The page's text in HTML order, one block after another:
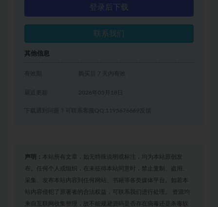
登录后下载
联系我们
其他信息
有效期 购买后 7 天内有效
2026年05月18日
下载遇到问题？可联系客服QQ:1195676669反馈
声明： 本站所有文章，如无特殊说明或标注，均为本站原创发
布。任何个人或组织，在未征得本站同意时，禁止复制、盗用、
采集、发布本站内容到任何网站、书籍等各类媒体平台。如若本
站内容侵犯了原著者的合法权益，可联系我们进行处理。 资源均
来自互联网收集整理，故不能规避源码是否存在病毒还是杀毒软